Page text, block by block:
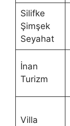
Silifke
Şimşek
Seyahat
İnan
Turizm
Villa